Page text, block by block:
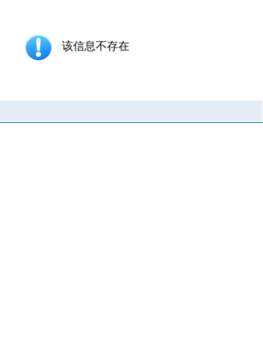
该信息不存在